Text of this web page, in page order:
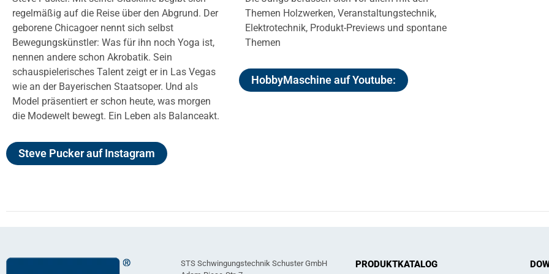
regelmäßig auf die Reise über den Abgrund. Der
geborene Chicagoer nennt sich selbst
Bewegungskünstler: Was für ihn noch Yoga ist,
nennen andere schon Akrobatik. Sein
schauspielerisches Talent zeigt er in Las Vegas
wie an der Bayerischen Staatsoper. Und als
Model präsentiert er schon heute, was morgen
die Modewelt bewegt. Ein Leben als Balanceakt.
Steve Pucker auf Instagram
Themen Holzwerken, Veranstaltungstechnik,
Elektrotechnik, Produkt-Previews und spontane
Themen
HobbyMaschine auf Youtube:
STS Schwingungstechnik Schuster GmbH
PRODUKTKATALOG